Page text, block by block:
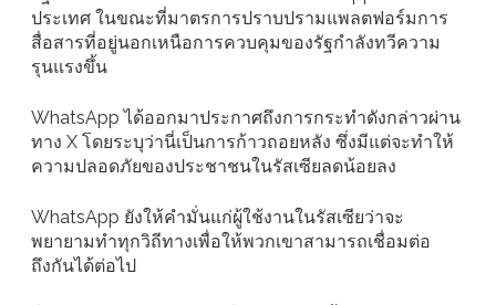
ประเทศ ในขณะที่มาตรการปราบปรามแพลตฟอร์มการ
สื่อสารที่อยู่นอกเหนือการควบคุมของรัฐกำลังทวีความ
รุนแรงขึ้น
WhatsApp ได้ออกมาประกาศถึงการกระทำดังกล่าวผ่าน
ทาง X โดยระบุว่านี่เป็นการก้าวถอยหลัง ซึ่งมีแต่จะทำให้
ความปลอดภัยของประชาชนในรัสเซียลดน้อยลง
WhatsApp ยังให้คำมั่นแก่ผู้ใช้งานในรัสเซียว่าจะ
พยายามทำทุกวิถีทางเพื่อให้พวกเขาสามารถเชื่อมต่อ
ถึงกันได้ต่อไป